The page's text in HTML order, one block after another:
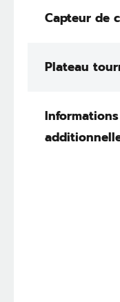
Capteur de
Plateau
Informations